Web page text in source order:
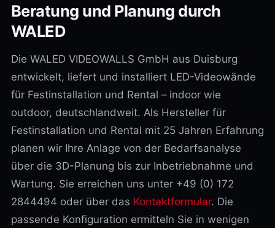
Beratung und Planung durch
WALED
Die WALED VIDEOWALLS GmbH aus Duisburg
entwickelt, liefert und installiert LED-Videowände
für Festinstallation und Rental – indoor wie
outdoor, deutschlandweit. Als Hersteller für
Festinstallation und Rental mit 25 Jahren Erfahrung
planen wir Ihre Anlage von der Bedarfsanalyse
über die 3D-Planung bis zur Inbetriebnahme und
Wartung. Sie erreichen uns unter +49 (0) 172
2844494 oder über das Kontaktformular. Die
passende Konfiguration ermitteln Sie in wenigen